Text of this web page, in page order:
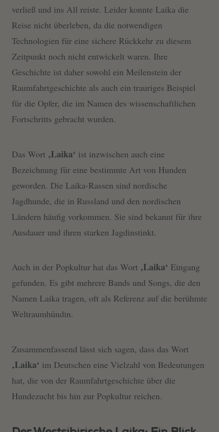
verließ und ins All reiste. Leider konnte Laika die
Reise nicht überleben, da die notwendigen
Technologien für eine sichere Rückkehr zu diesem
Zeitpunkt noch nicht entwickelt waren. Ihre
Geschichte ist daher sowohl ein Meilenstein der
Raumfahrtgeschichte als auch ein trauriges Beispiel
für die Opfer, die im Namen des wissenschaftlichen
Fortschritts gebracht wurden.
Das Wort ‚Laika‘ ist inzwischen auch eine
Bezeichnung für eine bestimmte Art von Hunden
geworden. Die Laika-Rassen sind nordische
Jagdhunde, die in Russland und den nordischen
Ländern häufig vorkommen. Sie sind bekannt für ihre
Ausdauer und ihren starken Jagdinstinkt.
Auch in der Popkultur hat das Wort ‚Laika‘ Eingang
gefunden. Es gibt mehrere Bands und Songs, die den
Namen Laika tragen, oft als Referenz auf die berühmte
Weltraumhündin.
Zusammenfassend lässt sich sagen, dass das Wort
‚Laika‘ im Deutschen eine Vielzahl von Bedeutungen
hat, die von der Raumfahrtgeschichte über die
Hundezucht bis hin zur Popkultur reichen.